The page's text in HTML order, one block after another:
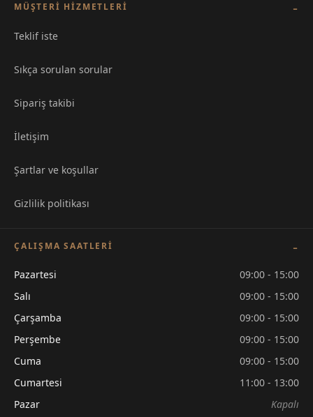
MÜŞTERI HIZMETLERI
Teklif iste
Sıkça sorulan sorular
Sipariş takibi
İletişim
Şartlar ve koşullar
Gizlilik politikası
ÇALIŞMA SAATLERI
Pazartesi
09:00 - 15:00
Salı
09:00 - 15:00
Çarşamba
09:00 - 15:00
Perşembe
09:00 - 15:00
Cuma
09:00 - 15:00
Cumartesi
11:00 - 13:00
Pazar
Kapalı